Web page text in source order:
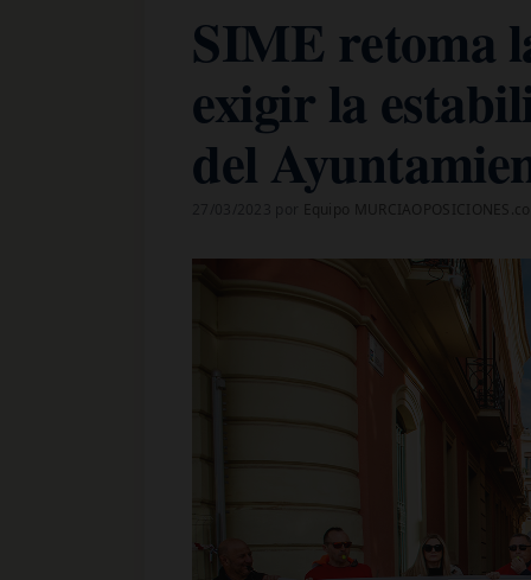
SIME retoma
exigir la
del
Equipo